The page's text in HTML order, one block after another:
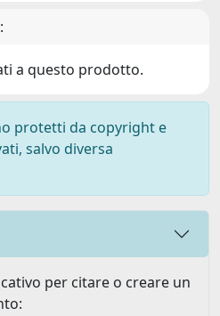
a questo prodotto.
protetti da copyright e
salvo diversa
per citare o creare un